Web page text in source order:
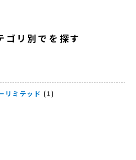
ゴリ別でを探す
リミテッド (1)